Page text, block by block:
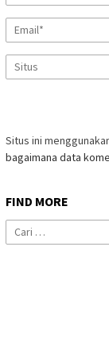
Situs ini
bagaimana data
FIND MORE
Cari
untuk: